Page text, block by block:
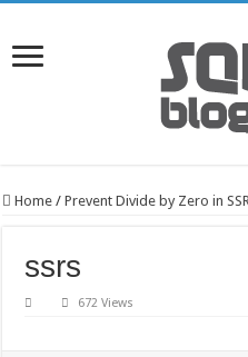
Home / Prevent Divide by Zero in
ssrs
672 Views